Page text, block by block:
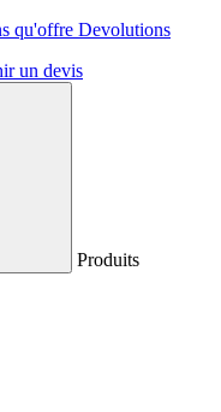
qu'offre Devolutions
un devis
Produits